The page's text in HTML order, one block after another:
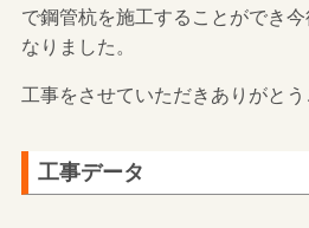
で鋼管杭を施工することができ
なりました。
工事をさせていただきありがとう
工事データ